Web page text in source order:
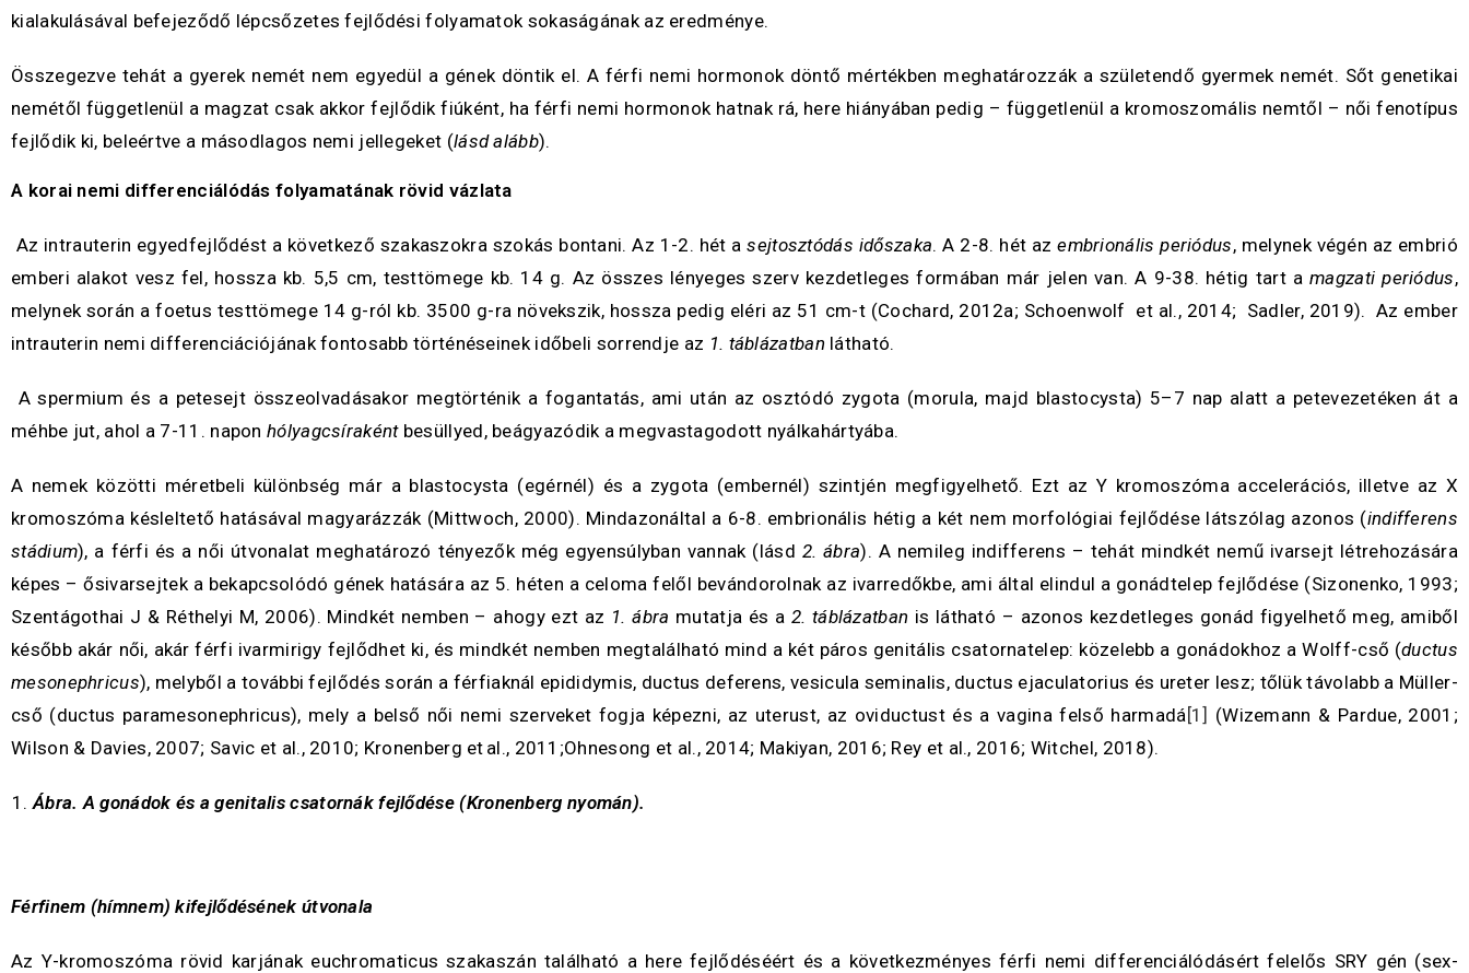
kialakulásával befejeződő lépcsőzetes fejlődési folyamatok sokaságának az eredménye.
Összegezve tehát a gyerek nemét nem egyedül a gének döntik el. A férfi nemi hormonok döntő mértékben meghatározzák a születendő gyermek nemét. Sőt genetikai
nemétől függetlenül a magzat csak akkor fejlődik fiúként, ha férfi nemi hormonok hatnak rá, here hiányában pedig – függetlenül a kromoszomális nemtől – női fenotípus
fejlődik ki, beleértve a másodlagos nemi jellegeket (lásd alább).
A korai nemi differenciálódás folyamatának rövid vázlata
Az intrauterin egyedfejlődést a következő szakaszokra szokás bontani. Az 1-2. hét asejtosztódás időszaka. A 2-8. hét azembrionális periódus, melynek végén az embrió
emberi alakot vesz fel, hossza kb. 5,5 cm, testtömege kb. 14 g. Az összes lényeges szerv kezdetleges formában már jelen van. A 9-38. hétig tart amagzati periódus,
melynek során a foetus testtömege 14 g-ról kb. 3500 g-ra növekszik, hossza pedig eléri az 51 cm-t (Cochard, 2012a; Schoenwolf et al., 2014; Sadler, 2019). Az ember
intrauterin nemi differenciációjának fontosabb történéseinek időbeli sorrendje az 1. táblázatbanlátható.
A spermium és a petesejt összeolvadásakor megtörténik a fogantatás, ami után az osztódó zygota (morula, majd blastocysta) 5–7 nap alatt a petevezetéken át a
méhbe jut, ahol a 7-11. naponhólyagcsírakéntbesüllyed, beágyazódik a megvastagodott nyálkahártyába.
A nemek közötti méretbeli különbség már a blastocysta (egérnél) és a zygota (embernél) szintjén megfigyelhető. Ezt az Y kromoszóma accelerációs, illetve az X
kromoszóma késleltető hatásával magyarázzák (Mittwoch, 2000). Mindazonáltal a 6-8. embrionális hétig a két nem morfológiai fejlődése látszólag azonos (indifferens
stádium), a férfi és a női útvonalat meghatározó tényezők még egyensúlyban vannak (lásd 2. ábra). A nemileg indifferens – tehát mindkét nemű ivarsejt létrehozására
képes – ősivarsejtek a bekapcsolódó gének hatására az 5. héten a celoma felől bevándorolnak az ivarredőkbe, ami által elindul a gonádtelep fejlődése (Sizonenko, 1993;
Szentágothai J & Réthelyi M, 2006). Mindkét nemben – ahogy ezt az 1. ábra mutatja és a 2. táblázatban is látható – azonos kezdetleges gonád figyelhető meg, amiből
később akár női, akár férfi ivarmirigy fejlődhet ki, és mindkét nemben megtalálható mind a két páros genitális csatornatelep: közelebb a gonádokhoz a Wolff-cső (ductus
mesonephricus), melyből a további fejlődés során a férfiaknál epididymis, ductus deferens, vesicula seminalis, ductus ejaculatorius és ureter lesz; tőlük távolabb a Müller-
cső (ductus paramesonephricus), mely a belső női nemi szerveket fogja képezni, az uterust, az oviductust és a vagina felső harmadá [1] (Wizemann & Pardue, 2001;
Wilson & Davies, 2007; Savic et al., 2010; Kronenberg et al., 2011;Ohnesong et al., 2014; Makiyan, 2016; Rey et al., 2016; Witchel, 2018).
Ábra. A gonádok és a genitalis csatornák fejlődése(Kronenberg nyomán).
Férfinem (hímnem) kifejlődésének útvonala
Az Y-kromoszóma rövid karjának euchromaticus szakaszán található a here fejlődéséért és a következményes férfi nemi differenciálódásért felelős SRY gén (sex-